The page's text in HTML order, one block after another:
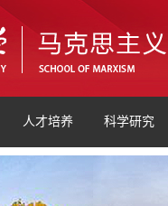
人才培养 科学研究